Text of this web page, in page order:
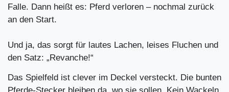
Falle. Dann heißt es: Pferd verloren – nochmal zurück
an den Start.
Und ja, das sorgt für lautes Lachen, leises Fluchen und
den Satz: „Revanche!“
Das Spielfeld ist clever im Deckel versteckt. Die bunten